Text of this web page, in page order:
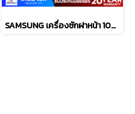
SAMSUNG เครื่องซักฝาหน้า 10Kg.Ai Autodose สีดำ รุ่น WW10DB7U94GBST